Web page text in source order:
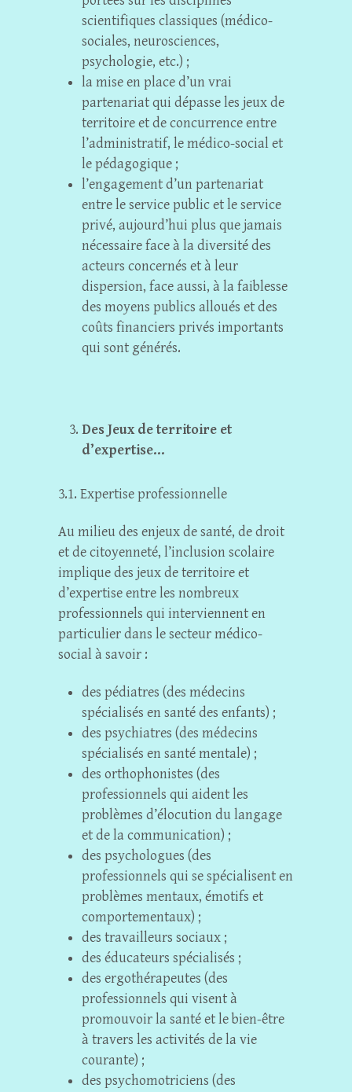
scientifiques classiques (médico-
sociales, neurosciences,
psychologie, etc.) ;
la mise en place d’un vrai
partenariat qui dépasse les jeux de
territoire et de concurrence entre
l’administratif, le médico-social et
le pédagogique ;
l’engagement d’un partenariat
entre le service public et le service
privé, aujourd’hui plus que jamais
nécessaire face à la diversité des
acteurs concernés et à leur
dispersion, face aussi, à la faiblesse
des moyens publics alloués et des
coûts financiers privés importants
qui sont générés.
Des Jeux de territoire et
d’expertise…
3.1. Expertise professionnelle
Au milieu des enjeux de santé, de droit
et de citoyenneté, l’inclusion scolaire
implique des jeux de territoire et
d’expertise entre les nombreux
professionnels qui interviennent en
particulier dans le secteur médico-
social à savoir :
des pédiatres (des médecins
spécialisés en santé des enfants) ;
des psychiatres (des médecins
spécialisés en santé mentale) ;
des orthophonistes (des
professionnels qui aident les
problèmes d’élocution du langage
et de la communication) ;
des psychologues (des
professionnels qui se spécialisent en
problèmes mentaux, émotifs et
comportementaux) ;
des travailleurs sociaux ;
des éducateurs spécialisés ;
des ergothérapeutes (des
professionnels qui visent à
promouvoir la santé et le bien-être
à travers les activités de la vie
courante) ;
des psychomotriciens (des